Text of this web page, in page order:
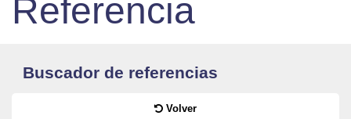
Referencia
Buscador de referencias
Volver